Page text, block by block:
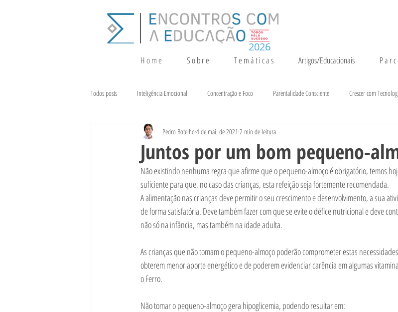
H o m e S o b r e T e m á t i c a s Artigos/Educacionais P a r
2026
Todos posts Inteligência Emocional Concentração e Foco Parentalidade Consciente Crescer com
Terapia da Fala Alimentação e Crescimento
Juntos por um bom pequeno-
Pedro Botelho4 de mai. de 2021 2 min de leitura
Não existindo nenhuma regra que afirme que o pequeno-almoço é obrigatório, temos
suficiente para que, no caso das crianças, esta refeição seja fortemente recomendada.
A alimentação nas crianças deve permitir o seu crescimento e desenvolvimento, a sua
de forma satisfatória. Deve também fazer com que se evite o défice nutricional e deve
não só na infância, mas também na idade adulta.
As crianças que não tomam o pequeno-almoço poderão comprometer estas
obterem menor aporte energético e de poderem evidenciar carência em algumas
o Ferro.
Não tomar o pequeno-almoço gera hipoglicemia, podendo resultar em: